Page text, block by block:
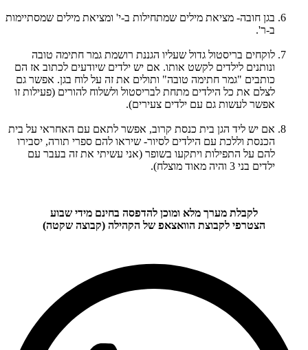
בגן חובה- מציאת מילים שמתחילות ב-י' ומציאת מילים שמסתיימות
ב-ר'.
לוקחים בריסטול גדול שעליו הגננת רושמת גמר חתימה טובה
ונותנים לילדים לקשט אותו. אם יש ילדים שיודעים לכתוב אז הם
כותבים "גמר חתימה טובה" ותולים את זה על לוח בגן. אפשר גם
לצלם את כל הילדים מתחת לבריסטול ולשלוח להורים (פעילות זו
אפשר לעשות גם עם ילדים צעירים).
אם יש ליד הגן בית כנסת קרוב, אפשר לתאם עם האחראי על בית
הכנסת וללכת עם הילדים לסיור- שיראו להם ספרי תורה, יסבירו
להם על התפילות ויתקעו בשופר (אני עשיתי את זה בעבר עם
ילדים בני 3 והיה מאוד מוצלח).
לקבלת מערך מלא ומוכן להדפסה בחינם מידי שבוע
הצטרפי לקבוצת הוואצאפ של הקהילה (קבוצה שקטה)